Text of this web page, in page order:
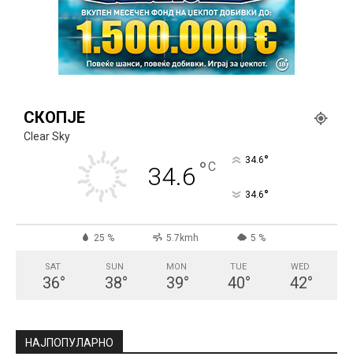
СКОПЈЕ
Clear Sky
34.6 °C 34.6°
34.6°
25 % 5.7kmh 5 %
SAT
36°
SUN
38°
MON
39°
TUE
40°
WED
42°
НАЈПОПУЛАРНО